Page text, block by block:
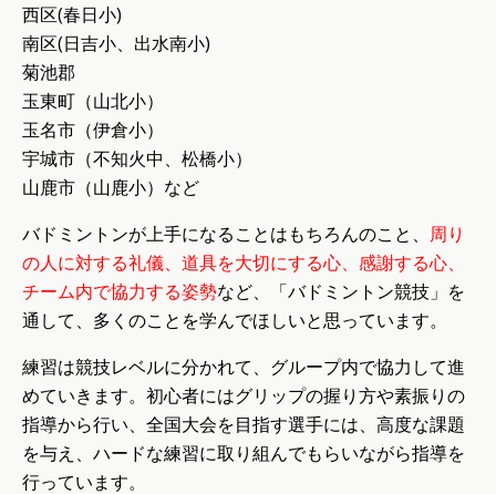
西区(春日小)
南区(日吉小、出水南小)
菊池郡
玉東町（山北小）
玉名市（伊倉小）
宇城市（不知火中、松橋小）
山鹿市（山鹿小）など
バドミントンが上手になることはもちろんのこと、 周り
の人に対する礼儀、道具を大切にする心、感謝する心、
チーム内で協力する姿勢など、「バドミントン競技」を
通して、多くのことを学んでほしいと思っています。
練習は競技レベルに分かれて、グループ内で協力して進
めていきます。初心者にはグリップの握り方や素振りの
指導から行い、全国大会を目指す選手には、高度な課題
を与え、ハードな練習に取り組んでもらいながら指導を
行っています。